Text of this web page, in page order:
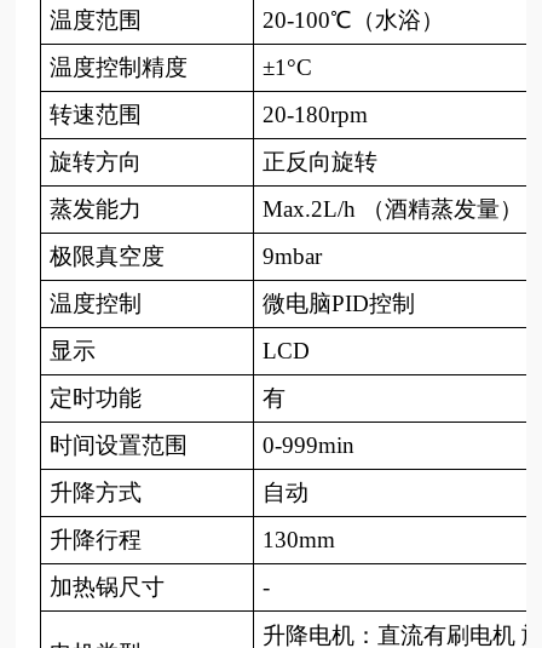
温度范围
20-100℃（水浴）
温度控制精度
±1°C
转速范围
20-180rpm
旋转方向
正反向旋转
蒸发能力
Max.2L/h （酒精蒸发量）
极限真空度
9mbar
温度控制
微电脑PID控制
显示
LCD
定时功能
有
时间设置范围
0-999min
升降方式
自动
升降行程
130mm
加热锅尺寸
-
升降电机：直流有刷电机